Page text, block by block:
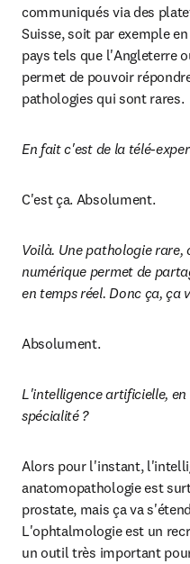
communiqués via des
Suisse, soit par exemple
pays tels que l'Angleterre
permet de pouvoir
pathologies qui sont rares.
En fait c'est de la télé-
C'est ça. Absolument.
Voilà. Une pathologie
numérique permet de
en temps réel. Donc ça, ça
Absolument.
L'intelligence artificielle,
spécialité ?
Alors pour l'instant,
anatomopathologie est
prostate, mais ça va
L'ophtalmologie est un
un outil très important